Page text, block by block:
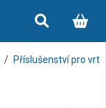
Příslušenství pro